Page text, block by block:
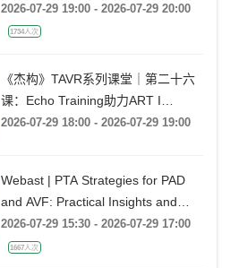
2026-07-29 19:00 - 2026-07-29 20:00
1734人次
《杰构》TAVR系列课堂｜第二十六
课：Echo Training助力ART I
Rebecca T. Hahn教授《第二期-主动
2026-07-29 18:00 - 2026-07-29 19:00
Webast | PTA Strategies for PAD
and AVF: Practical Insights and
Techniques
2026-07-29 15:30 - 2026-07-29 17:00
1667人次